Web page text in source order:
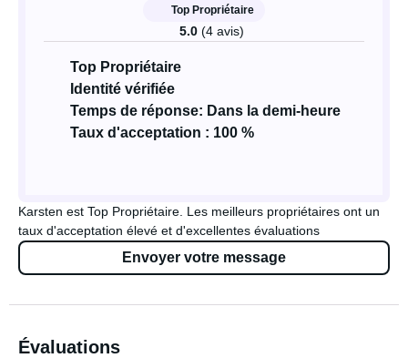
Top Propriétaire
5.0 (4 avis)
Top Propriétaire
Identité vérifiée
Temps de réponse: Dans la demi-heure
Taux d'acceptation : 100 %
Karsten est Top Propriétaire. Les meilleurs propriétaires ont un
taux d'acceptation élevé et d'excellentes évaluations
Envoyer votre message
Évaluations